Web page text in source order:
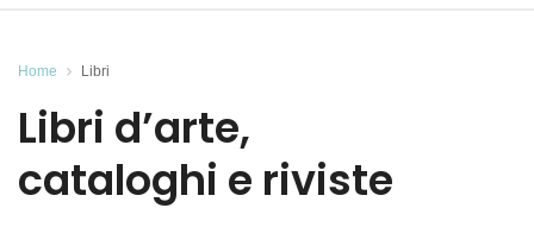
Home Libri
Libri d’arte,
cataloghi e riviste